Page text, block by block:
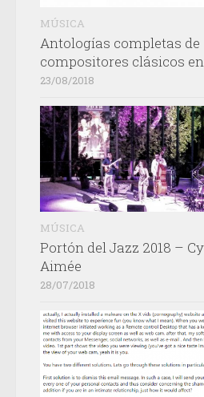
MÚSICA
Antologías completas de
compositores clásicos
23/08/2018
MÚSICA
Portón del Jazz 2018 –
Aimée
28/07/2018